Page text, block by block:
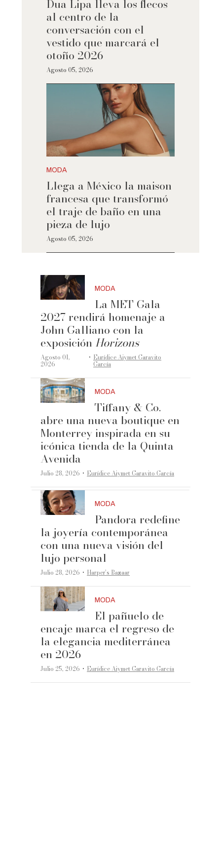
Dua Lipa lleva los flecos
al centro de la
conversación con el
vestido que marcará el
otoño 2026
Agosto 05, 2026
MODA
Llega a México la maison
francesa que transformó
el traje de baño en una
pieza de lujo
Agosto 05, 2026
MODA
La MET Gala
2027 rendirá homenaje a
John Galliano con la
exposición Horizons
Agosto 01,
2026 ·Eurídice Aiymet Garavito
García
MODA
Tiffany & Co.
abre una nueva boutique en
Monterrey inspirada en su
icónica tienda de la Quinta
Avenida
Julio 28, 2026 ·Eurídice Aiymet Garavito García
MODA
Pandora redefine
la joyería contemporánea
con una nueva visión del
lujo personal
Julio 28, 2026 ·Harper’s Bazaar
MODA
El pañuelo de
encaje marca el regreso de
la elegancia mediterránea
en 2026
Julio 25, 2026 ·Eurídice Aiymet Garavito García